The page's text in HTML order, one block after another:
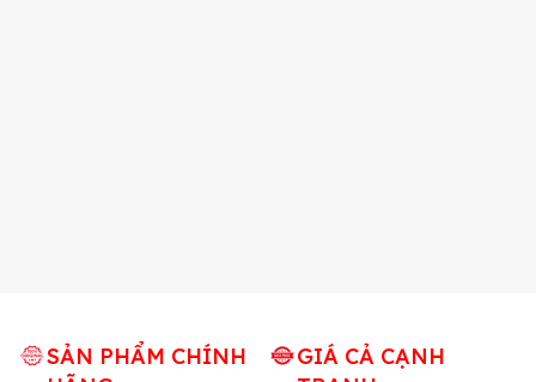
SẢN PHẨM CHÍNH
GIÁ CẢ CẠNH